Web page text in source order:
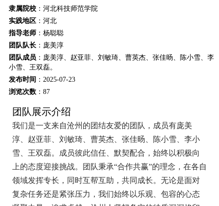
隶属院校：河北科技师范学院
实践地区：河北
指导老师：杨聪聪
团队队长：庞美淳
团队成员 ：庞美淳、赵亚菲、刘敏琦、曹英杰、张佳旸、陈小雪、李
小雪、王双磊。
发布时间 ：2025-07-23
浏览次数： 87
团队展示介绍
我们是一支来自沧州的团结友爱的团队，成员有庞美
淳、赵亚菲、刘敏琦、曹英杰、张佳旸、陈小雪、李小
雪、王双磊。成员彼此信任、默契配合，始终以积极向
上的态度迎接挑战。团队秉承“合作共赢”的理念，在各自
领域发挥专长，同时互帮互助，共同成长。无论是面对
复杂任务还是紧张压力，我们始终以乐观、包容的心态